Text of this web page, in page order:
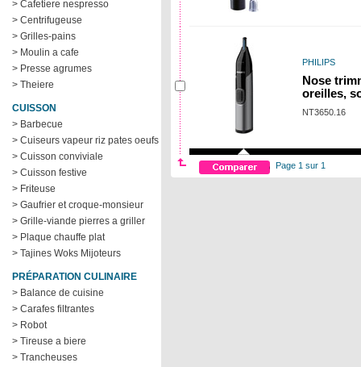
> Cafetiere nespresso
> Centrifugeuse
> Grilles-pains
> Moulin a cafe
> Presse agrumes
> Theiere
CUISSON
> Barbecue
> Cuiseurs vapeur riz pates oeufs
> Cuisson conviviale
> Cuisson festive
> Friteuse
> Gaufrier et croque-monsieur
> Grille-viande pierres a griller
> Plaque chauffe plat
> Tajines Woks Mijoteurs
PRÉPARATION CULINAIRE
> Balance de cuisine
> Carafes filtrantes
> Robot
> Tireuse a biere
> Trancheuses
PHILIPS
Nose
oreilles,
NT3650.16
Page 1 sur 1